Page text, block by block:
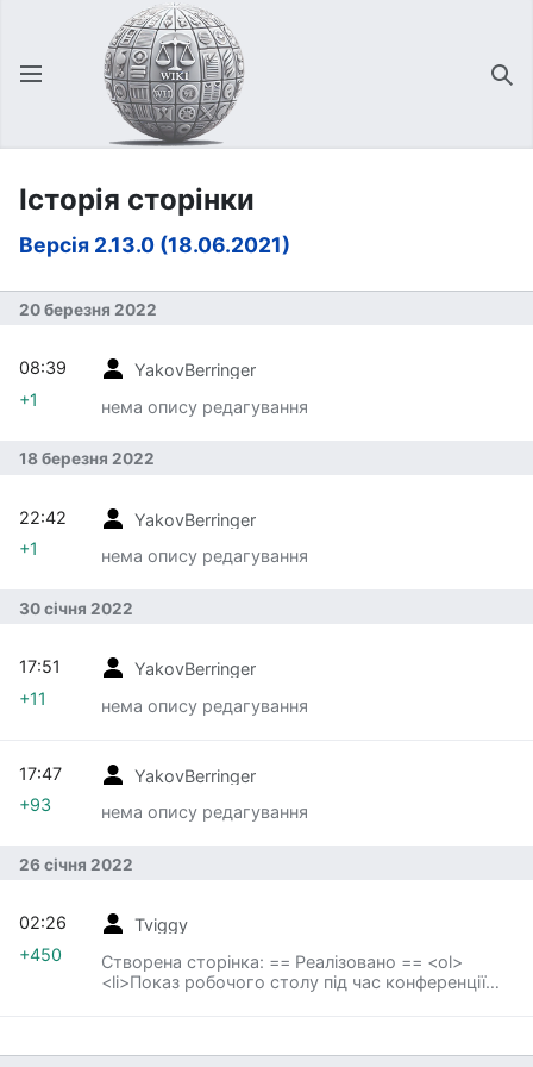
Відкрити головне меню
Історія сторінки
Версія 2.13.0 (18.06.2021)
20 березня 2022
YakovBerringer
нема опису редагування
08:39
+1
18 березня 2022
YakovBerringer
нема опису редагування
22:42
+1
30 січня 2022
YakovBerringer
нема опису редагування
17:51
+11
YakovBerringer
нема опису редагування
17:47
+93
26 січня 2022
Tviggy
Створена сторінка: == Реалізовано == <ol>
<li>Показ робочого столу під час конференції
організатора). <li>Загальний чат конференції.
02:26
+450